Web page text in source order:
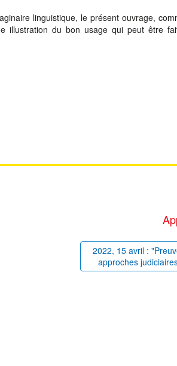
linguistique, le présent ouvrage,
illustration du bon usage qui peut être
2022, 15 avril :
approches